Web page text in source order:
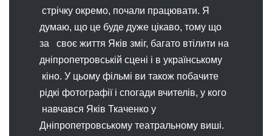
стрічку окремо, почали працювати. Я
думаю, що це буде дуже цікаво, тому що
за своє життя Яків зміг, багато втілити на
дніпропетровській сцені і в українському
кіно. У цьому фільмі ви також побачите
рідкі фотографії і спогади вчителів, у кого
навчався Яків Ткаченко у
Дніпропетровському театральному виші.